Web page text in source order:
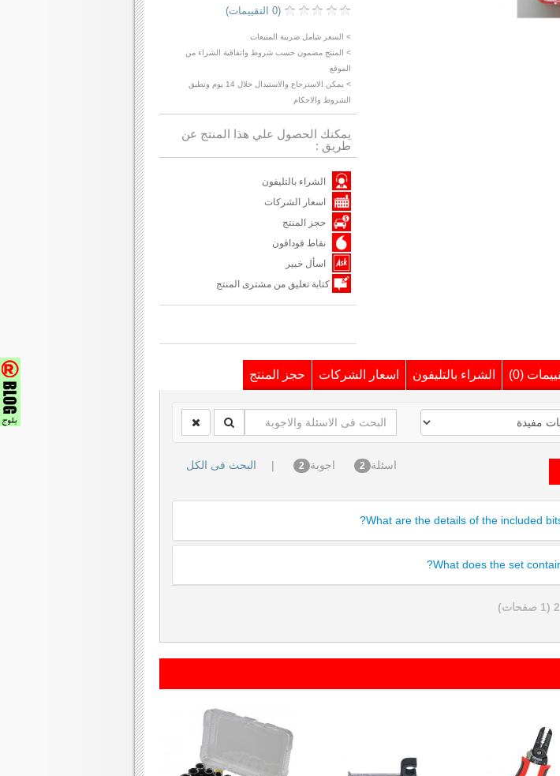
(0 التقييمات)
> السعر شامل ضريبة المبيعات
> المنتج مضمون حسب شروط واتفاقية الشراء من
الموقع
> يمكن الاسترجاع والاستبدال خلال 14 يوم وتطبق
الشروط والاحكام
يمكنك الحصول علي هذا المنتج عن
طريق :
الشراء بالتليفون
اسعار الشركات
حجز المنتج
نقاط فودافون
اسأل خبير
كتابة تعليق من مشترى المنتج
(0) الشراء بالتليفون اسعار الشركات حجز المنتج
اسئلة 2 اجوبة 2
| البحث فى الكل
What are the details of the included
What does the set